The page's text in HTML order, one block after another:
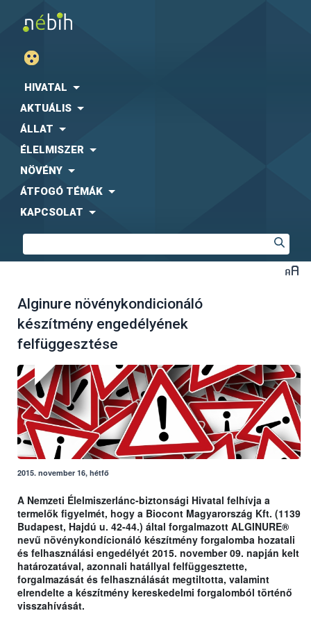
HIVATAL
AKTUÁLIS
ÁLLAT
ÉLELMISZER
NÖVÉNY
ÁTFOGÓ TÉMÁK
KAPCSOLAT
Alginure növénykondicionáló
készítmény engedélyének
felfüggesztése
2015. november 16, hétfő
A Nemzeti Élelmiszerlánc-biztonsági Hivatal felhívja a
termelők figyelmét, hogy a Biocont Magyarország Kft. (1139
Budapest, Hajdú u. 42-44.) által forgalmazott ALGINURE®
nevű növénykondícionáló készítmény forgalomba hozatali
és felhasználási engedélyét 2015. november 09. napján kelt
határozatával, azonnali hatállyal felfüggesztette,
forgalmazását és felhasználását megtiltotta, valamint
elrendelte a készítmény kereskedelmi forgalomból történő
visszahívását.